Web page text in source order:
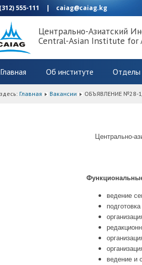
555-111 | caiag@caiag.kg
Центрально-Азиатский
Central-Asian Institute for
Главная Об институте Отделы
Главная Вакансии ОБЪЯВЛЕНИЕ №28-
Центрально-
ведение
ведение и